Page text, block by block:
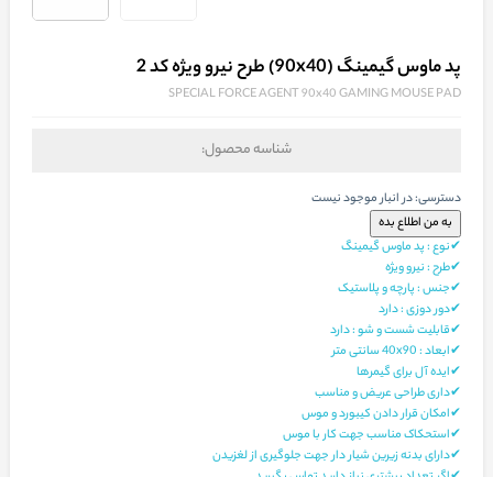
پد ماوس گیمینگ (90x40) طرح نیرو ویژه کد 2
SPECIAL FORCE AGENT 90x40 GAMING MOUSE PAD
شناسه محصول:
دسترسی:در انبار موجود نیست
✔نوع : پد ماوس گیمینگ
✔طرح : نیرو ویژه
✔جنس : پارچه و پلاستیک
✔دور دوزی : دارد
✔قابلیت شست و شو : دارد
✔ابعاد : 40x90 سانتی متر
✔ایده آل برای گیمرها
✔داری طراحی عریض و مناسب
✔امکان قرار دادن کیبورد و موس
✔استحکاک مناسب جهت کار با موس
✔دارای بدنه زیرین شیار دار جهت جلوگیری از لغزیدن